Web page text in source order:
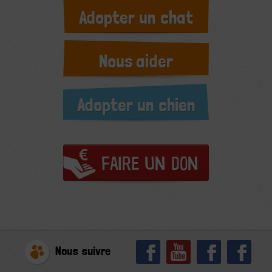
Adopter un chat
Nous aider
Adopter un chien
Nous suivre